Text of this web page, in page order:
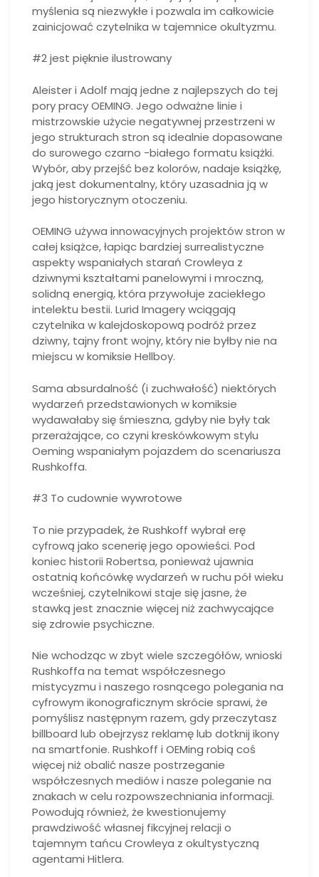
myślenia są niezwykłe i pozwala im całkowicie
zainicjować czytelnika w tajemnice okultyzmu.
#2 jest pięknie ilustrowany
Aleister i Adolf mają jedne z najlepszych do tej
pory pracy OEMING. Jego odważne linie i
mistrzowskie użycie negatywnej przestrzeni w
jego strukturach stron są idealnie dopasowane
do surowego czarno -białego formatu książki.
Wybór, aby przejść bez kolorów, nadaje książkę,
jaką jest dokumentalny, który uzasadnia ją w
jego historycznym otoczeniu.
OEMING używa innowacyjnych projektów stron w
całej książce, łapiąc bardziej surrealistyczne
aspekty wspaniałych starań Crowleya z
dziwnymi kształtami panelowymi i mroczną,
solidną energią, która przywołuje zaciekłego
intelektu bestii. Lurid Imagery wciągają
czytelnika w kalejdoskopową podróż przez
dziwny, tajny front wojny, który nie byłby nie na
miejscu w komiksie Hellboy.
Sama absurdalność (i zuchwałość) niektórych
wydarzeń przedstawionych w komiksie
wydawałaby się śmieszna, gdyby nie były tak
przerażające, co czyni kreskówkowym stylu
Oeming wspaniałym pojazdem do scenariusza
Rushkoffa.
#3 To cudownie wywrotowe
To nie przypadek, że Rushkoff wybrał erę
cyfrową jako scenerię jego opowieści. Pod
koniec historii Robertsa, ponieważ ujawnia
ostatnią końcówkę wydarzeń w ruchu pół wieku
wcześniej, czytelnikowi staje się jasne, że
stawką jest znacznie więcej niż zachwycające
się zdrowie psychiczne.
Nie wchodząc w zbyt wiele szczegółów, wnioski
Rushkoffa na temat współczesnego
mistycyzmu i naszego rosnącego polegania na
cyfrowym ikonograficznym skrócie sprawi, że
pomyślisz następnym razem, gdy przeczytasz
billboard lub obejrzysz reklamę lub dotknij ikony
na smartfonie. Rushkoff i OEMing robią coś
więcej niż obalić nasze postrzeganie
współczesnych mediów i nasze poleganie na
znakach w celu rozpowszechniania informacji.
Powodują również, że kwestionujemy
prawdziwość własnej fikcyjnej relacji o
tajemnym tańcu Crowleya z okultystyczną
agentami Hitlera.